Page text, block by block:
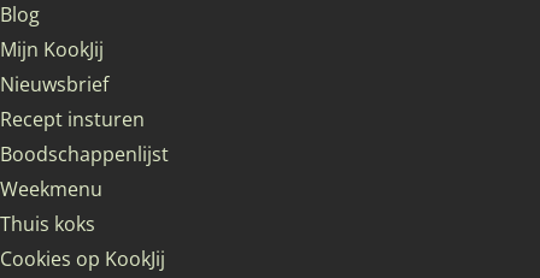
Blog
Mijn KookJij
Nieuwsbrief
Recept insturen
Boodschappenlijst
Weekmenu
Thuis koks
Cookies op KookJij